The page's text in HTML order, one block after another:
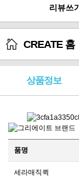
리뷰쓰기
CREATE 홈
상품정보
품명
세라매직퀵